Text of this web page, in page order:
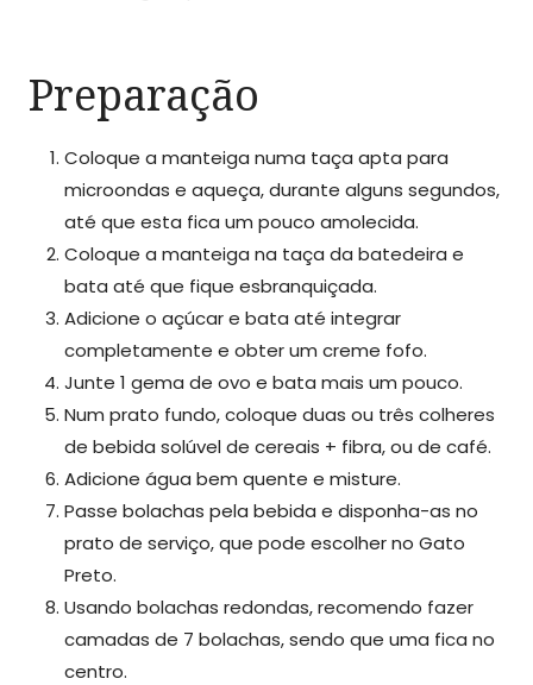
Preparação
Coloque a manteiga numa taça apta para
microondas e aqueça, durante alguns segundos,
até que esta fica um pouco amolecida.
Coloque a manteiga na taça da batedeira e
bata até que fique esbranquiçada.
Adicione o açúcar e bata até integrar
completamente e obter um creme fofo.
Junte 1 gema de ovo e bata mais um pouco.
Num prato fundo, coloque duas ou três colheres
de bebida solúvel de cereais + fibra, ou de café.
Adicione água bem quente e misture.
Passe bolachas pela bebida e disponha-as no
prato de serviço, que pode escolher no Gato
Preto.
Usando bolachas redondas, recomendo fazer
camadas de 7 bolachas, sendo que uma fica no
centro.